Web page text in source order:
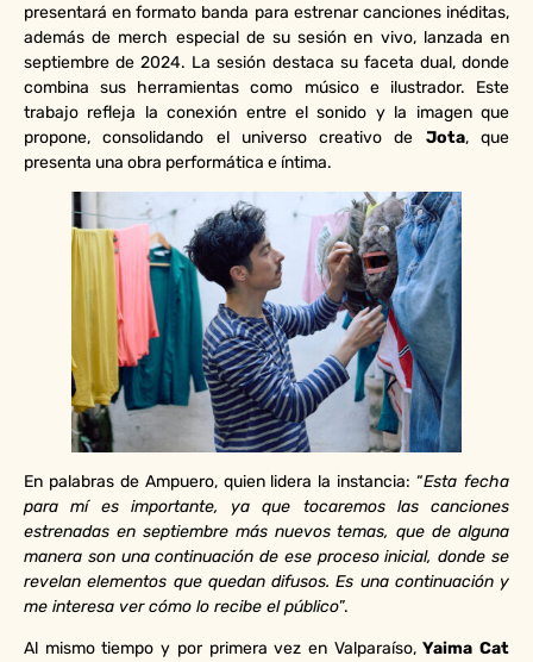
presentará en formato banda para estrenar canciones inéditas,
además de merch especial de su sesión en vivo, lanzada en
septiembre de 2024. La sesión destaca su faceta dual, donde
combina sus herramientas como músico e ilustrador. Este
trabajo refleja la conexión entre el sonido y la imagen que
propone, consolidando el universo creativo de Jota, que
presenta una obra performática e íntima.
En palabras de Ampuero, quien lidera la instancia: “Esta fecha
para mí es importante, ya que tocaremos las canciones
estrenadas en septiembre más nuevos temas, que de alguna
manera son una continuación de ese proceso inicial, donde se
revelan elementos que quedan difusos. Es una continuación y
me interesa ver cómo lo recibe el público”.
Al mismo tiempo y por primera vez en Valparaíso,Yaima Cat